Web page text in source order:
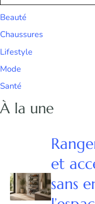
Beauté
Chaussures
Lifestyle
Mode
Santé
À la une
et
sans